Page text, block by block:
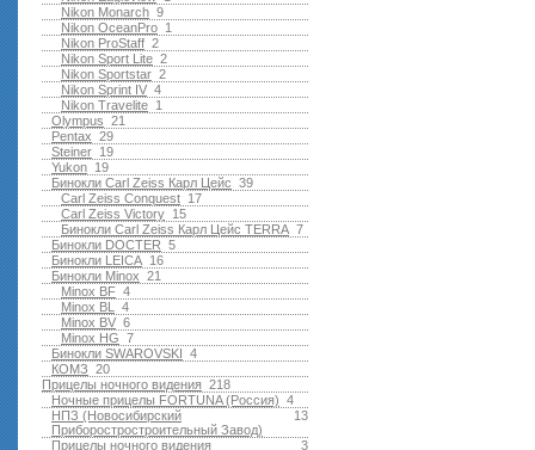
9
Nikon Monarch
1
Nikon OceanPro
2
Nikon ProStaff
2
Nikon Sport Lite
2
Nikon Sportstar
4
Nikon Sprint IV
1
Nikon Travelite
21
Olympus
29
Pentax
19
Steiner
19
Yukon
39
Бинокли Carl Zeiss Карл Цейс
17
Carl Zeiss Conquest
15
Carl Zeiss Victory
7
Бинокли Carl Zeiss Карл Цейс TERRA
5
Бинокли DOCTER
16
Бинокли LEICA
21
Бинокли Minox
4
Minox BF
4
Minox BL
6
Minox BV
7
Minox HG
4
Бинокли SWAROVSKI
20
КОМЗ
218
Прицелы ночного видения
4
Ночные прицелы FORTUNA (Россия)
13
НПЗ (Новосибирский
Приборостростроительный Завод)
3
Прицелы ночного видения